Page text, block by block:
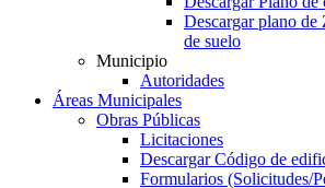
Descargar plano
de suelo
Municipio
Autoridades
Áreas Municipales
Obras Públicas
Licitaciones
Descargar Código de
Formularios (Solicitudes/